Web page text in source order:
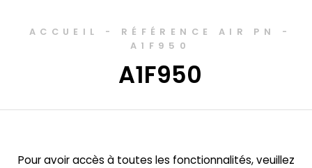
ACCUEIL - RÉFÉRENCE AIR PN
-
A1F950
A1F950
Pour avoir accès à toutes les fonctionnalités, veuillez